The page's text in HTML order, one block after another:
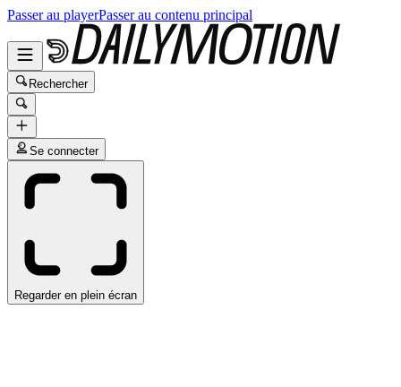
Passer au playerPasser au contenu principal
Rechercher
Se connecter
Regarder en plein écran